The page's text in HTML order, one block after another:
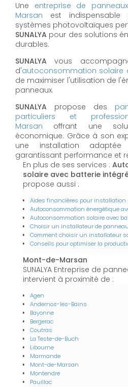
Une entreprise de
Marsan est indispensable
systèmes photovoltaïques
SUNALYA pour des solutions
durables.
SUNALYA vous
d'autoconsommation solaire
de maximiser l'utilisation de
panneaux.
SUNALYA propose des
particuliers et
Marsan offrant une
économique. Grâce à son
une installation
garantissant performance et
En plus de ses services :
solaire avec batterie
propose aussi :
Aides financières pour installation
Autoconsommation énergétique
Autoconsommation solaire avec
Choisir un installateur de
Comment choisir un installateur
Conseils pour optimiser la
Mont-de-Marsan
SUNALYA Entreprise de
intervient à proximité de :
Agen
Andernos-les-Bains
Bayonne
Bergerac
Coutras
La Teste-de-Buch
Libourne
Marmande
Mont-de-Marsan
Montendre
Pauillac